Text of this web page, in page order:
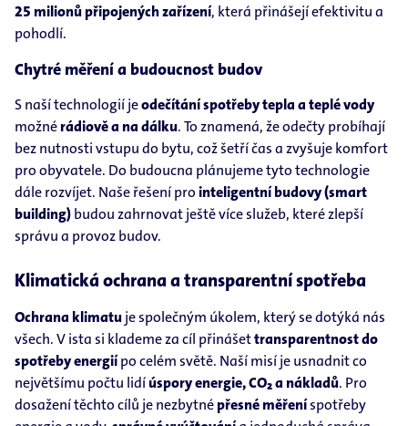
25 milionů připojených zařízení, která přinášejí efektivitu a
pohodlí.
Chytré měření a budoucnost budov
S naší technologií jeodečítání spotřeby tepla a teplé vody
možnérádiově a na dálku. To znamená, že odečty probíhají
bez nutnosti vstupu do bytu, což šetří čas a zvyšuje komfort
pro obyvatele. Do budoucna plánujeme tyto technologie
dále rozvíjet. Naše řešení prointeligentní budovy (smart
building)budou zahrnovat ještě více služeb, které zlepší
správu a provoz budov.
Klimatická ochrana a transparentní spotřeba
Ochrana klimatuje společným úkolem, který se dotýká nás
všech. V ista si klademe za cíl přinášettransparentnost do
spotřeby energiípo celém světě. Naší misí je usnadnit co
největšímu počtu lidíúspory energie, CO₂ a nákladů. Pro
dosažení těchto cílů je nezbytnépřesné měřeníspotřeby